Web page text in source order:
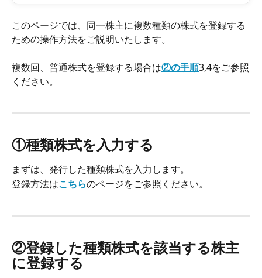
このページでは、同一株主に複数種類の株式を登録する
ための操作方法をご説明いたします。
複数回、普通株式を登録する場合は②の手順3,4をご参照
ください。
①種類株式を入力する
まずは、発行した種類株式を入力します。
登録方法はこちらのページをご参照ください。
②登録した種類株式を該当する株主
に登録する